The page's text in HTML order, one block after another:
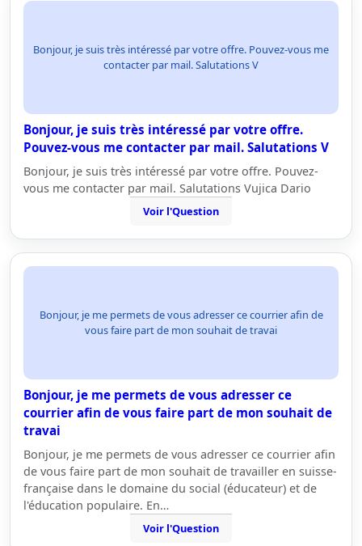
Bonjour, je suis très intéressé par votre offre. Pouvez-vous me
contacter par mail. Salutations V
Bonjour, je suis très intéressé par votre offre.
Pouvez-vous me contacter par mail. Salutations V
Bonjour, je suis très intéressé par votre offre. Pouvez-
vous me contacter par mail. Salutations Vujica Dario
Voir l'Question
Bonjour, je me permets de vous adresser ce courrier afin de
vous faire part de mon souhait de travai
Bonjour, je me permets de vous adresser ce
courrier afin de vous faire part de mon souhait de
travai
Bonjour, je me permets de vous adresser ce courrier afin
de vous faire part de mon souhait de travailler en suisse-
française dans le domaine du social (éducateur) et de
l'éducation populaire. En…
Voir l'Question